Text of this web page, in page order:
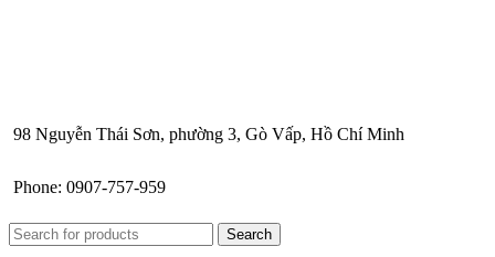
98 Nguyễn Thái Sơn, phường 3, Gò Vấp, Hồ Chí Minh
Phone: 0907-757-959
Search